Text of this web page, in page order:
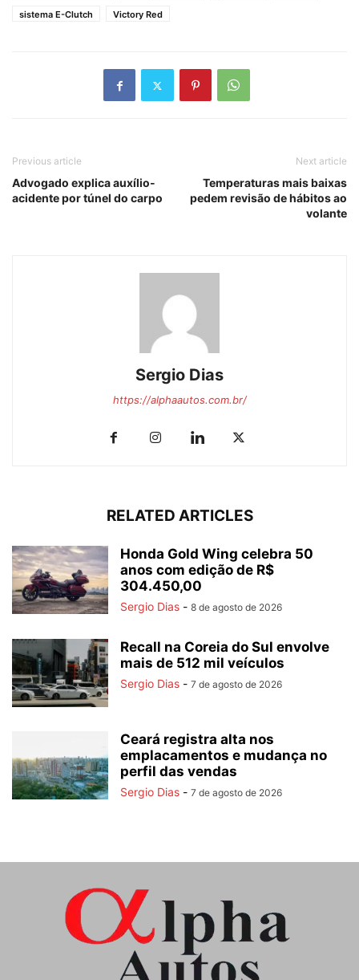
sistema E-Clutch
Victory Red
Previous article
Advogado explica auxílio-
acidente por túnel do carpo
Next article
Temperaturas mais baixas
pedem revisão de hábitos ao
volante
Sergio Dias
https://alphaautos.com.br/
RELATED ARTICLES
Honda Gold Wing celebra 50
anos com edição de R$
304.450,00
Sergio Dias - 8 de agosto de 2026
Recall na Coreia do Sul envolve
mais de 512 mil veículos
Sergio Dias - 7 de agosto de 2026
Ceará registra alta nos
emplacamentos e mudança no
perfil das vendas
Sergio Dias - 7 de agosto de 2026